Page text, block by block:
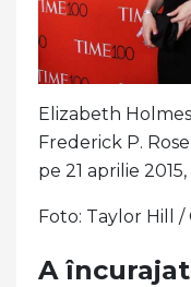
Elizabeth
Frederick P.
pe 21 aprilie
Foto: Taylor Hill
A